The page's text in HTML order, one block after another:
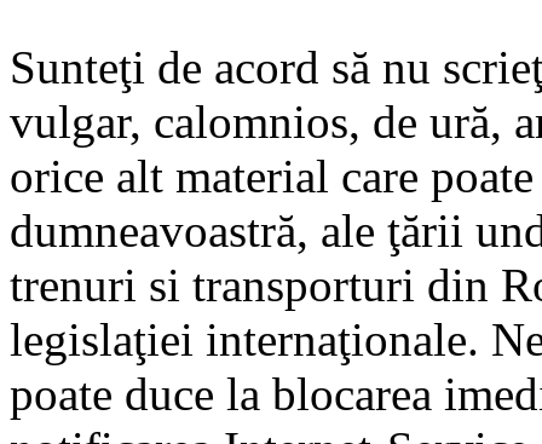
Sunteţi de acord să nu
vulgar, calomnios, de ură,
orice alt material care
dumneavoastră, ale ţării
trenuri si transporturi din
legislaţiei internaţionale.
poate duce la blocarea